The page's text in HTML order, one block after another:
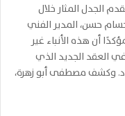
الجدل المثار خلال
حسن، المدير الفني
شهريًا، مؤكدًا أن هذه الأنباء غير
العقد الجديد الذي
وكشف مصطفى أبو زهرة،